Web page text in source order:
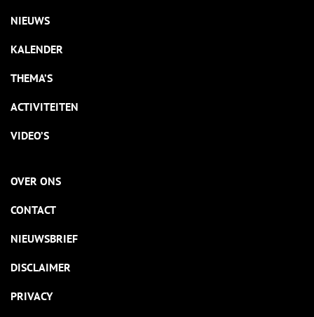
NIEUWS
KALENDER
THEMA’S
ACTIVITEITEN
VIDEO’S
OVER ONS
CONTACT
NIEUWSBRIEF
DISCLAIMER
PRIVACY